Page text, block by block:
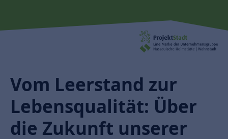
Vom Leerstand zur
Lebensqualität: Über
die Zukunft unserer